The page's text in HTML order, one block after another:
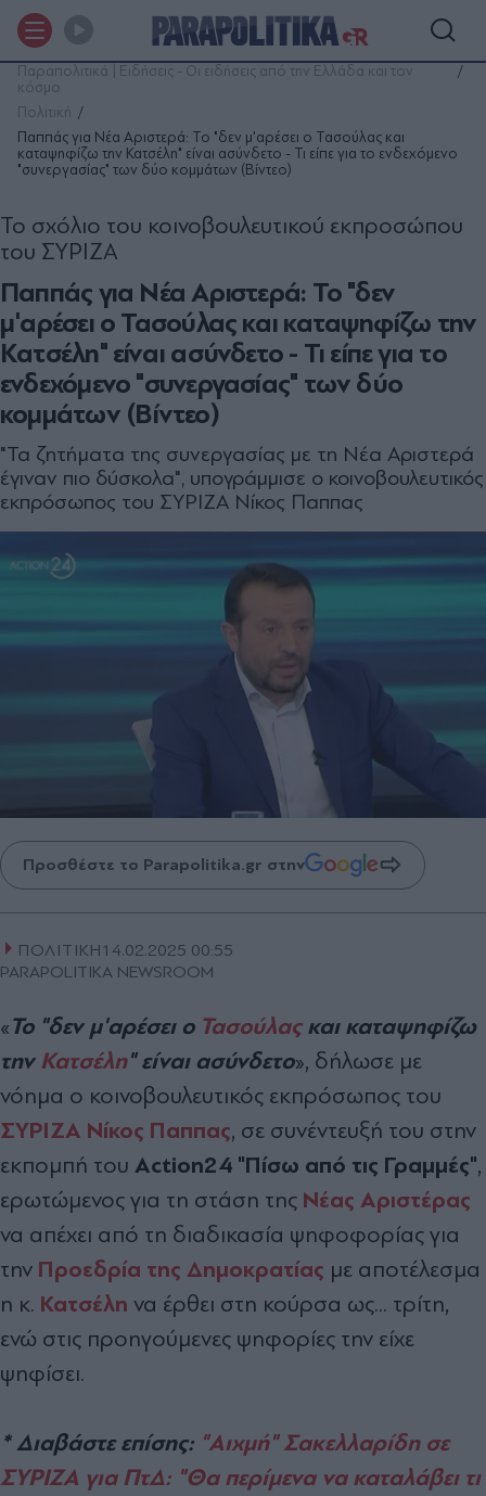
Παραπολιτικά | Ειδήσεις - Οι ειδήσεις από την Ελλάδα και τον
κόσμο
Πολιτική
Παππάς για Νέα Αριστερά: Το "δεν μ'αρέσει ο Τασούλας και
καταψηφίζω την Κατσέλη" είναι ασύνδετο - Τι είπε για το ενδεχόμενο
"συνεργασίας" των δύο κομμάτων (Βίντεο)
Παππάς για Νέα Αριστερά: Το "δεν
μ'αρέσει ο Τασούλας και καταψηφίζω την
Κατσέλη" είναι ασύνδετο - Τι είπε για το
ενδεχόμενο "συνεργασίας" των δύο
κομμάτων (Βίντεο)
Το σχόλιο του κοινοβουλευτικού εκπροσώπου
του ΣΥΡΙΖΑ
"Τα ζητήματα της συνεργασίας με τη Νέα Αριστερά
έγιναν πιο δύσκολα", υπογράμμισε ο κοινοβουλευτικός
εκπρόσωπος του ΣΥΡΙΖΑ Νίκος Παππας
Προσθέστε το Parapolitika.gr στην
ΠΟΛΙΤΙΚΗ14.02.2025 00:55
PARAPOLITIKA NEWSROOM
«Το "δεν μ'αρέσει ο Τασούλαςκαι καταψηφίζω
την Κατσέλη" είναι ασύνδετο», δήλωσε με
νόημα ο κοινοβουλευτικός εκπρόσωπος του
ΣΥΡΙΖΑ Νίκος Παππας, σε συνέντευξή του στην
εκπομπή του Action24 "Πίσω από τις Γραμμές",
ερωτώμενος για τη στάση της Νέας Αριστέρας
να απέχει από τη διαδικασία ψηφοφορίας για
την Προεδρία της Δημοκρατίας με αποτέλεσμα
η κ. Κατσέλη να έρθει στη κούρσα ως... τρίτη,
ενώ στις προηγούμενες ψηφορίες την είχε
ψηφίσει.
* Διαβάστε επίσης: "Αιχμή" Σακελλαρίδη σε
ΣΥΡΙΖΑ για ΠτΔ: "Θα περίμενα να καταλάβει τι